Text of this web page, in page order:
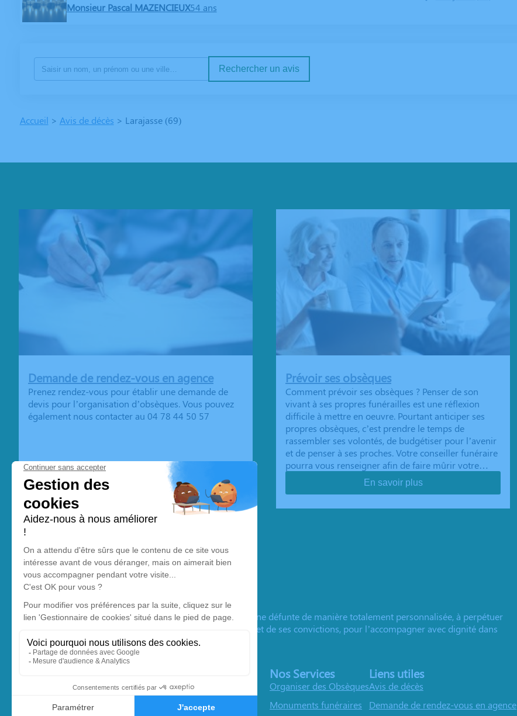
Monsieur Pascal MAZENCIEUX54 ans
Rechercher un avis
Accueil > Avis de décès > Larajasse (69)
Demande de rendez-vous en agence
Prenez rendez-vous pour établir une demande de
devis pour l’organisation d’obsèques. Vous pouvez
également nous contacter au 04 78 44 50 57
En savoir plus
Prévoir ses obsèques
Comment prévoir ses obsèques ? Penser de son
vivant à ses propres funérailles est une réflexion
difficile à mettre en oeuvre. Pourtant anticiper ses
propres obsèques, c’est prendre le temps de
rassembler ses volontés, de budgétiser pour l’avenir
et de penser à ses proches. Votre conseiller funéraire
pourra vous renseigner afin de faire mûrir votre…
En savoir plus
Pompes Funèbres Saint Nicolas
Nos équipes vous aident à honorer la mémoire de la personne défunte de manière totalement personnalisée, à perpétuer
son souvenir dans le respect de ses volontés, de ses valeurs et de ses convictions, pour l’accompagner avec dignité dans
son dernier voyage.
Nos Services
Organiser des Obsèques
Monuments funéraires
Liens utiles
Avis de décès
Demande de rendez-vous en agence